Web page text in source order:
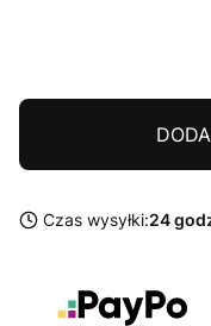
Czas wysyłki:24